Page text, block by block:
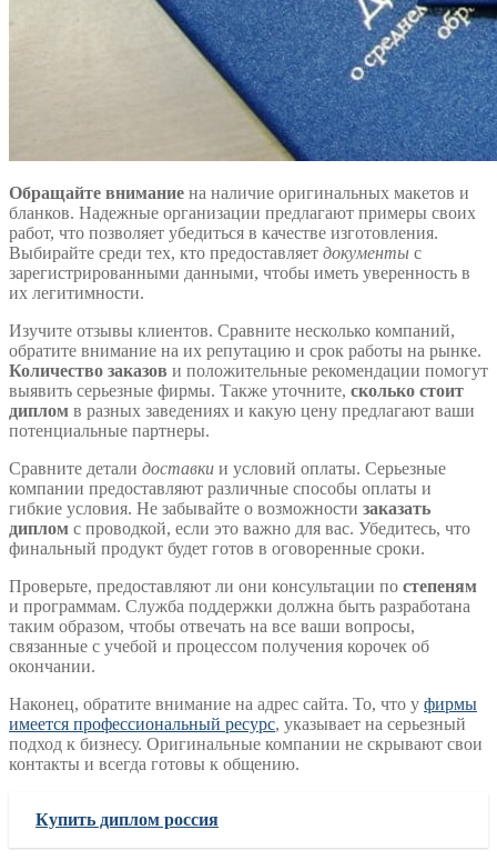
Обращайте внимание на наличие оригинальных макетов и
бланков. Надежные организации предлагают примеры своих
работ, что позволяет убедиться в качестве изготовления.
Выбирайте среди тех, кто предоставляет документы с
зарегистрированными данными, чтобы иметь уверенность в
их легитимности.
Изучите отзывы клиентов. Сравните несколько компаний,
обратите внимание на их репутацию и срок работы на рынке.
Количество заказов и положительные рекомендации помогут
выявить серьезные фирмы. Также уточните, сколько стоит
диплом в разных заведениях и какую цену предлагают ваши
потенциальные партнеры.
Сравните детали доставки и условий оплаты. Серьезные
компании предоставляют различные способы оплаты и
гибкие условия. Не забывайте о возможности заказать
диплом с проводкой, если это важно для вас. Убедитесь, что
финальный продукт будет готов в оговоренные сроки.
Проверьте, предоставляют ли они консультации по степеням
и программам. Служба поддержки должна быть разработана
таким образом, чтобы отвечать на все ваши вопросы,
связанные с учебой и процессом получения корочек об
окончании.
Наконец, обратите внимание на адрес сайта. То, что у фирмы
имеется профессиональный ресурс, указывает на серьезный
подход к бизнесу. Оригинальные компании не скрывают свои
контакты и всегда готовы к общению.
Купить диплом россия